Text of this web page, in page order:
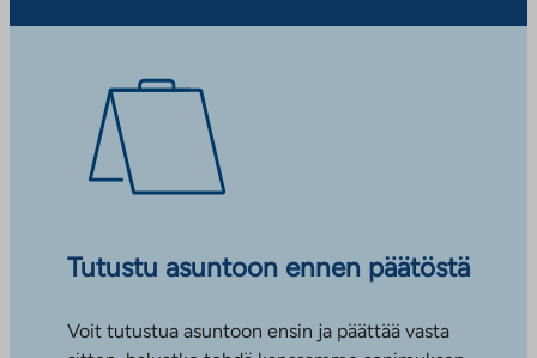
Tutustu asuntoon ennen päätöstä
Voit tutustua asuntoon ensin ja päättää vasta